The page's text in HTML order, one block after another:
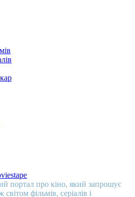
портал про кіно, який запрошує
фільмів, серіалів і